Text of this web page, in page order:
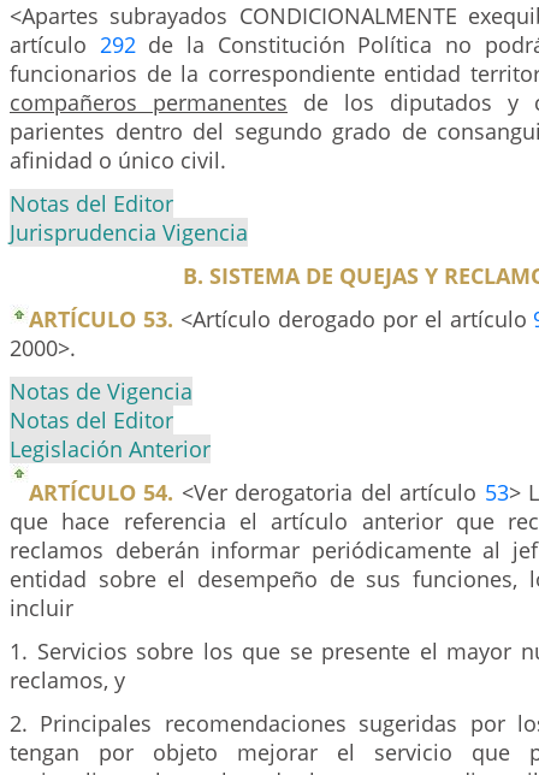
<Apartes subrayados CONDICIONALMENTE
artículo 292de la Constitución Política no
funcionarios de la correspondiente entidad
compañeros permanentes de los diputados y
parientes dentro del segundo grado de
afinidad o único civil.
Notas del Editor
Jurisprudencia Vigencia
B. SISTEMA DE QUEJAS Y
ARTÍCULO 53. <Artículo derogado por el artículo
2000>.
Notas de Vigencia
Notas del Editor
Legislación Anterior
ARTÍCULO 54. <Ver derogatoria del artículo 53>
que hace referencia el artículo anterior que
reclamos deberán informar periódicamente al
entidad sobre el desempeño de sus funciones,
incluir
1. Servicios sobre los que se presente el mayor
reclamos, y
2. Principales recomendaciones sugeridas por
tengan por objeto mejorar el servicio que